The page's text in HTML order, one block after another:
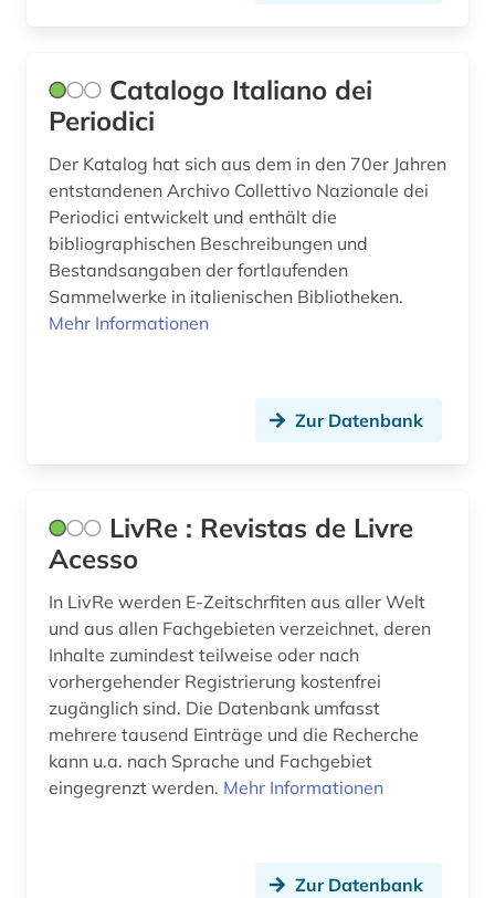
publikumszeitschrift (1)
publizistik (1)
recht (3)
rechtssprechung (1)
rechtswissenschaft (1)
redaktion (2)
rezension (2)
russisch (1)
russland (3)
samisdat (1)
schweden (1)
Catalogo Italiano dei
Periodici
Der Katalog hat sich aus dem in den 70er Jahren
entstandenen Archivo Collettivo Nazionale dei
Periodici entwickelt und enthält die
bibliographischen Beschreibungen und
Bestandsangaben der fortlaufenden
Sammelwerke in italienischen Bibliotheken.
Mehr Informationen
Zur Datenbank
LivRe : Revistas de Livre
Acesso
In LivRe werden E-Zeitschrfiten aus aller Welt
und aus allen Fachgebieten verzeichnet, deren
Inhalte zumindest teilweise oder nach
vorhergehender Registrierung kostenfrei
zugänglich sind. Die Datenbank umfasst
mehrere tausend Einträge und die Recherche
kann u.a. nach Sprache und Fachgebiet
eingegrenzt werden. Mehr Informationen
Zur Datenbank